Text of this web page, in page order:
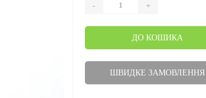
- +
ДО КОШИКА
ШВИДКЕ ЗАМОВЛЕННЯ